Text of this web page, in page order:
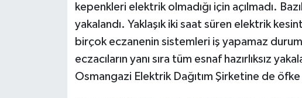
kepenkleri elektrik olmadığı için açılmadı.
yakalandı. Yaklaşık iki saat süren elektrik
birçok eczanenin sistemleri iş yapamaz
eczacıların yanı sıra tüm esnaf hazırlıksız
Osmangazi Elektrik Dağıtım Şirketine de öfke